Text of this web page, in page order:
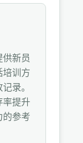
新员
培训方
录。
率提升
的参考